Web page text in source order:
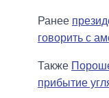
Ранее
говорить с
Также
прибытие